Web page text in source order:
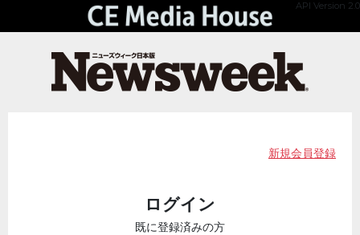
API Version 2.0
新規会員登録
ログイン
既に登録済みの方